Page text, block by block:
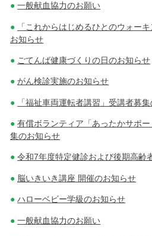
一般献血協力のお願い
「これからはじめるひとのウォー
お知らせ
ごてんば健康づくりの日のお知らせ
がん検診実施のお知らせ
「福祉車両運転者講習」受講者募
有償ボランティア「あったかサポ
集のお知らせ
令和7年度特定健診および後期高齢
脳いきいき講座 開催のお知らせ
ハローベビー学級のお知らせ
一般献血協力のお願い